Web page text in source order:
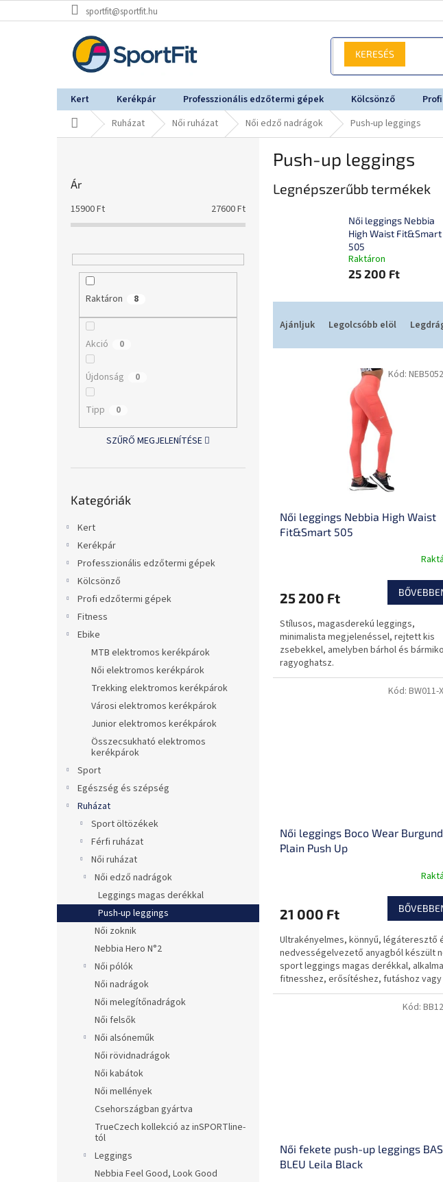
a
sportfit@sportfit.hu
Kert Kerékpár Professzionális edzőtermi gépek Kölcsönző
KezdőlapRuházat Női ruházat Női edző nadrágok Push-up leggings
Ár
15900Ft 27600Ft
Raktáron 8
Akció 0
Újdonság 0
Tipp 0
SZŰRŐ MEGJELENÍTÉSE
átugrása
Kategóriák
Kert
Kerékpár
Professzionális edzőtermi gépek
Kölcsönző
Profi edzőtermi gépek
Fitness
Ebike
MTB elektromos kerékpárok
Női elektromos kerékpárok
Trekking elektromos kerékpárok
Városi elektromos kerékpárok
Junior elektromos kerékpárok
Összecsukható elektromos
kerékpárok
Sport
Egészség és szépség
Ruházat
Sport öltözékek
Férfi ruházat
Női ruházat
Női edző nadrágok
Leggings magas derékkal
Push-up leggings
Női zoknik
Nebbia Hero N°2
Női pólók
Női nadrágok
Női melegítőnadrágok
Női felsők
Női alsóneműk
Női rövidnadrágok
Női kabátok
Női mellények
Csehországban gyártva
TrueCzech kollekció az inSPORTline-
tól
Leggings
Nebbia Feel Good, Look Good
Push-up leggings
Legnépszerűbb termékek
Női leggings Nebbia
High Waist Fit&Smart
505
Raktáron
25 200 Ft
Ajánljuk Legolcsóbb elöl
Női leggings Nebbia High Waist
Fit&Smart 505
25 200 Ft
Stílusos, magasderekú leggings,
minimalista megjelenéssel, rejtett kis
zsebekkel, amelyben bárhol és
ragyoghatsz.
Kód:
Női leggings Boco Wear Burgund
Plain Push Up
21 000 Ft
Ultrakényelmes, könnyű, légáteresztő
nedvességelvezető anyagból készült
sport leggings magas derékkal,
fitnesshez, erősítéshez, futáshoz vagy
jógához.
Kód: BW011-
Női fekete push-up leggings BAS
BLEU Leila Black
Kód: